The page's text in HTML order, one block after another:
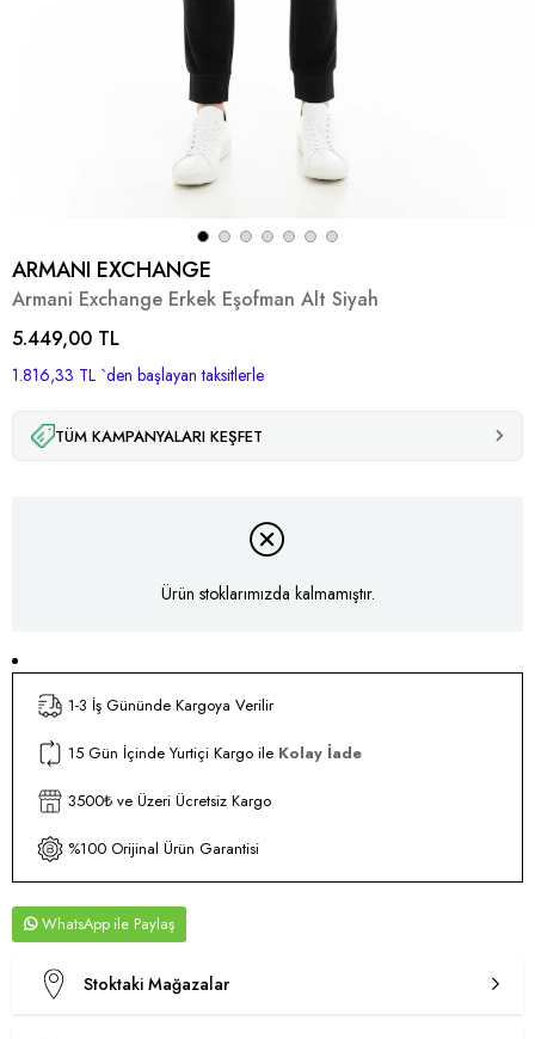
ARMANI EXCHANGE
Armani Exchange Erkek Eşofman Alt Siyah
5.449,00 TL
1.816,33 TL `den başlayan taksitlerle
TÜM KAMPANYALARI KEŞFET
Ürün stoklarımızda kalmamıştır.
1-3 İş Gününde Kargoya Verilir
15 Gün İçinde Yurtiçi Kargo ile Kolay İade
3500₺ ve Üzeri Ücretsiz Kargo
%100 Orijinal Ürün Garantisi
WhatsApp
Stoktaki Mağazalar